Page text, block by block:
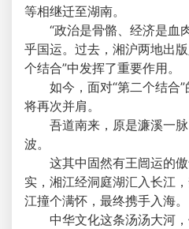
等相继迁至湖南。
“政治是骨骼、经济是血
乎国运。过去，湘沪两地出
个结合”中发挥了重要作用。
如今，面对“第二个结合”
将再次并肩。
吾道南来，原是濂溪一脉
波。
这其中固然有王闿运的傲
实，湘江经洞庭湖汇入长江
江撞个满怀，最终携手入海。
中华文化这条汤汤大河，